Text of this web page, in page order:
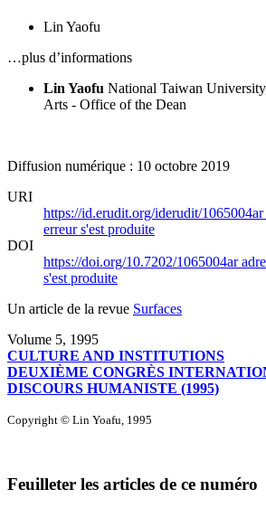
Lin Yaofu
…plus d’informations
Lin Yaofu National Taiwan
Arts - Office of the Dean
Diffusion numérique : 10 octobre 2019
URI
https://id.erudit.org/iderudit/1065004ar
erreur s'est produite
DOI
https://doi.org/10.7202/1065004ar
s'est produite
Un article de la revue Surfaces
Volume 5, 1995
CULTURE AND INSTITUTIONS
DEUXIÈME CONGRÈS
DISCOURS HUMANISTE (1995)
Copyright © Lin Yoafu, 1995
Feuilleter les articles de ce numéro